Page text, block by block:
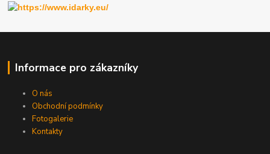
Informace pro zákazníky
O nás
Obchodní podmínky
Fotogalerie
Kontakty